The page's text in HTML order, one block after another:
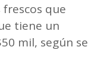
que
tiene un
mil, según se